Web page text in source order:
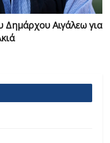
Δημάρχου Αιγάλεω για